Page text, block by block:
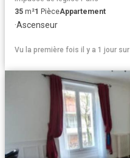
35 m²1 PièceAppartement
·Ascenseur
Vu la première fois il y a 1 jour sur